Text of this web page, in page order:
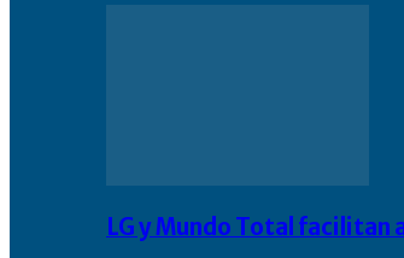
LG y Mundo Total